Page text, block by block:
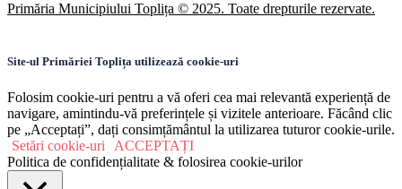
Primăria Municipiului Toplița © 2025. Toate drepturile rezervate.
Site-ul Primăriei Toplița utilizează cookie-uri
Folosim cookie-uri pentru a vă oferi cea mai relevantă experiență de
navigare, amintindu-vă preferințele și vizitele anterioare. Făcând clic
pe „Acceptați”, dați consimțământul la utilizarea tuturor cookie-urile.
Setări cookie-uri
ACCEPTAȚI
Politica de confidențialitate & folosirea cookie-urilor